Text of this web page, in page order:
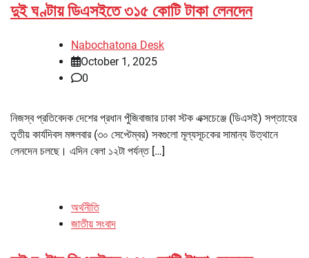
দুই ঘণ্টায় ডিএসইতে ৩১৫ কোটি টাকা লেনদেন
Nabochatona Desk
October 1, 2025
0
নিজস্ব প্রতিবেদক দেশের প্রধান পুঁজিবাজার ঢাকা স্টক এক্সচেঞ্জে (ডিএসই) সপ্তাহের
তৃতীয় কার্যদিবস মঙ্গলবার (৩০ সেপ্টেম্বর) সবগুলো মূল্যসূচকের সামান্য উত্থানে
লেনদেন চলছে। এদিন বেলা ১২টা পর্যন্ত […]
অর্থনীতি
জাতীয় সংবাদ